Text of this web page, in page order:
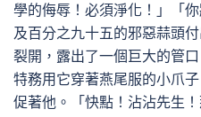
學的侮辱！必須淨化！」「
及百分之九十五的邪惡蒜頭
裂開，露出了一個巨大的管
特務用它穿著燕尾服的小爪
促著他。「快點！沾沾先生